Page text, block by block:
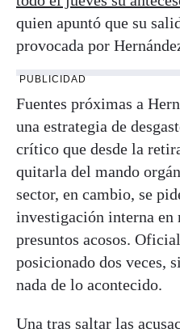
quien apuntó que su
provocada por
PUBLICIDAD
Fuentes próximas a
una estrategia de
crítico que desde la
quitarla del mando
sector, en cambio, se
investigación interna en
presuntos acosos.
posicionado dos veces,
nada de lo acontecido.
Una tras saltar las